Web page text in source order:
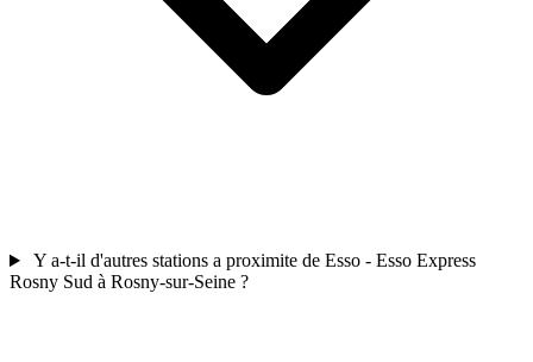
Y a-t-il d'autres stations a proximite de Esso - Esso Express
Rosny Sud à Rosny-sur-Seine ?